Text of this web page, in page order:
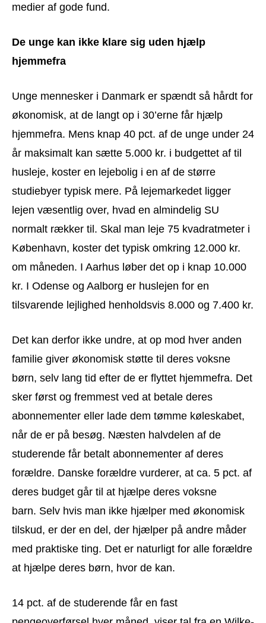
medier af gode fund.
De unge kan ikke klare sig uden hjælp
hjemmefra
Unge mennesker i Danmark er spændt så hårdt for
økonomisk, at de langt op i 30’erne får hjælp
hjemmefra. Mens knap 40 pct. af de unge under 24
år maksimalt kan sætte 5.000 kr. i budgettet af til
husleje, koster en lejebolig i en af de større
studiebyer typisk mere. På lejemarkedet ligger
lejen væsentlig over, hvad en almindelig SU
normalt rækker til. Skal man leje 75 kvadratmeter i
København, koster det typisk omkring 12.000 kr.
om måneden. I Aarhus løber det op i knap 10.000
kr. I Odense og Aalborg er huslejen for en
tilsvarende lejlighed henholdsvis 8.000 og 7.400 kr.
Det kan derfor ikke undre, at op mod hver anden
familie giver økonomisk støtte til deres voksne
børn, selv lang tid efter de er flyttet hjemmefra. Det
sker først og fremmest ved at betale deres
abonnementer eller lade dem tømme køleskabet,
når de er på besøg. Næsten halvdelen af de
studerende får betalt abonnementer af deres
forældre. Danske forældre vurderer, at ca. 5 pct. af
deres budget går til at hjælpe deres voksne
barn. Selv hvis man ikke hjælper med økonomisk
tilskud, er der en del, der hjælper på andre måder
med praktiske ting. Det er naturligt for alle forældre
at hjælpe deres børn, hvor de kan.
14 pct. af de studerende får en fast